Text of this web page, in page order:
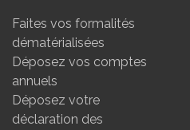
Faites vos formalités
dématérialisées
Déposez vos comptes
annuels
Déposez votre
déclaration des